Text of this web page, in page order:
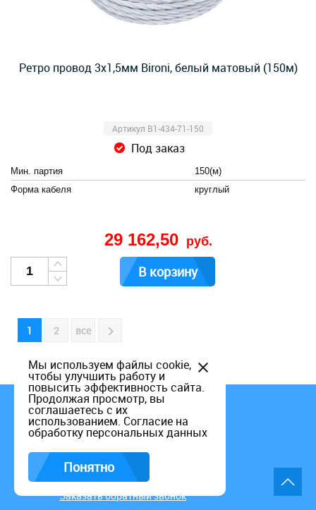
Ретро провод 3х1,5мм Bironi, белый матовый (150м)
Артикул B1-434-71-150
Под заказ
Мин. партия
150(м)
Форма кабеля
круглый
29 162,50 руб.
В корзину
1 2 все
+7 (495) 649-60-15
Заказать обратный звонок
Мы используем файлы cookie,
чтобы улучшить работу и
повысить эффективность сайта.
Продолжая просмотр, вы
соглашаетесь с их
использованием. Согласие на
обработку персональных данных
Понятно